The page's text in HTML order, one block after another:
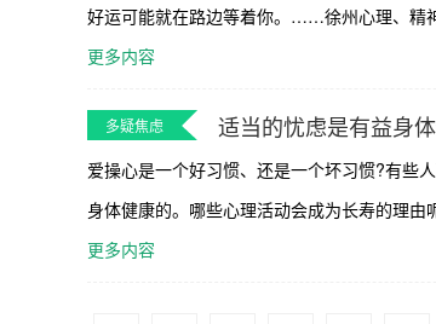
好运可能就在路边等着你。……徐州心理、精
更多内容
多疑焦虑 适当的忧虑是有益身体
爱操心是一个好习惯、还是一个坏习惯?有些
身体健康的。哪些心理活动会成为长寿的理
更多内容